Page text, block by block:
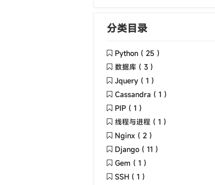
分类目录
Python ( 25 )
数据库 ( 3 )
Jquery ( 1 )
Cassandra ( 1 )
PIP ( 1 )
线程与进程 ( 1 )
Nginx ( 2 )
Django ( 11 )
Gem ( 1 )
SSH ( 1 )